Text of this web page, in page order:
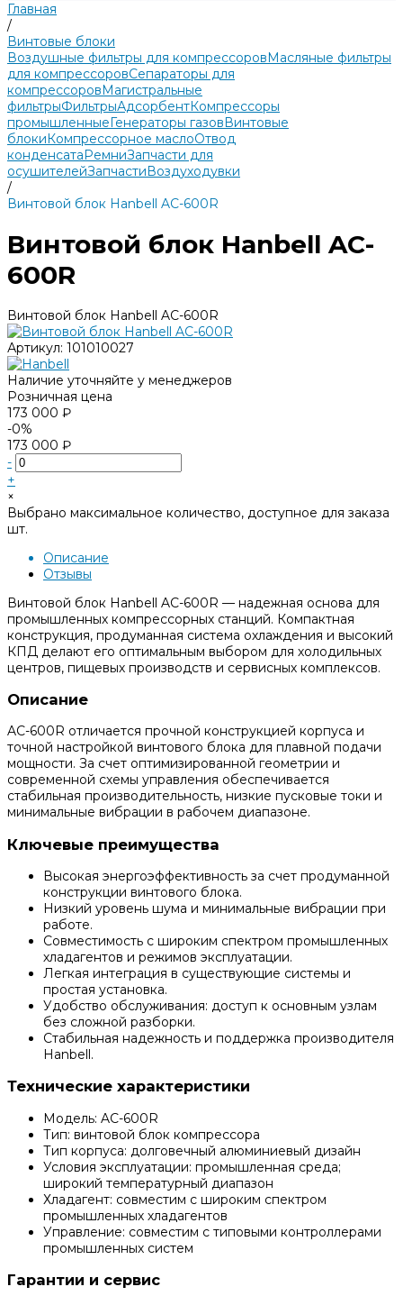
Главная
/
Винтовые блоки
Воздушные фильтры для компрессоровМасляные фильтры
для компрессоровСепараторы для
компрессоровМагистральные
фильтрыФильтрыАдсорбентКомпрессоры
промышленныеГенераторы газовВинтовые
блокиКомпрессорное маслоОтвод
конденсатаРемниЗапчасти для
осушителейЗапчастиВоздуходувки
/
Винтовой блок Hanbell AC-600R
Винтовой блок Hanbell AC-
600R
Винтовой блок Hanbell AC-600R
Артикул: 101010027
Наличие уточняйте у менеджеров
Розничная цена
173 000 ₽
-0%
173 000 ₽
-
+
×
Выбрано максимальное количество, доступное для заказа
шт.
Описание
Отзывы
Винтовой блок Hanbell AC-600R — надежная основа для
промышленных компрессорных станций. Компактная
конструкция, продуманная система охлаждения и высокий
КПД делают его оптимальным выбором для холодильных
центров, пищевых производств и сервисных комплексов.
Описание
AC-600R отличается прочной конструкцией корпуса и
точной настройкой винтового блока для плавной подачи
мощности. За счет оптимизированной геометрии и
современной схемы управления обеспечивается
стабильная производительность, низкие пусковые токи и
минимальные вибрации в рабочем диапазоне.
Ключевые преимущества
Высокая энергоэффективность за счет продуманной
конструкции винтового блока.
Низкий уровень шума и минимальные вибрации при
работе.
Совместимость с широким спектром промышленных
хладагентов и режимов эксплуатации.
Легкая интеграция в существующие системы и
простая установка.
Удобство обслуживания: доступ к основным узлам
без сложной разборки.
Стабильная надежность и поддержка производителя
Hanbell.
Технические характеристики
Модель: AC-600R
Тип: винтовой блок компрессора
Тип корпуса: долговечный алюминиевый дизайн
Условия эксплуатации: промышленная среда;
широкий температурный диапазон
Хладагент: совместим с широким спектром
промышленных хладагентов
Управление: совместим с типовыми контроллерами
промышленных систем
Гарантии и сервис